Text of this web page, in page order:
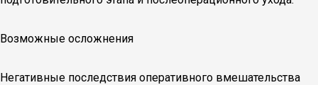
Возможные осложнения
Негативные последствия оперативного вмешательства